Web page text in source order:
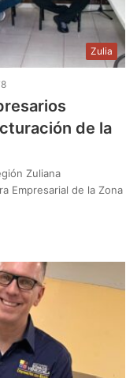
Zulia
de la
Zuliana
Empresarial de la Zona